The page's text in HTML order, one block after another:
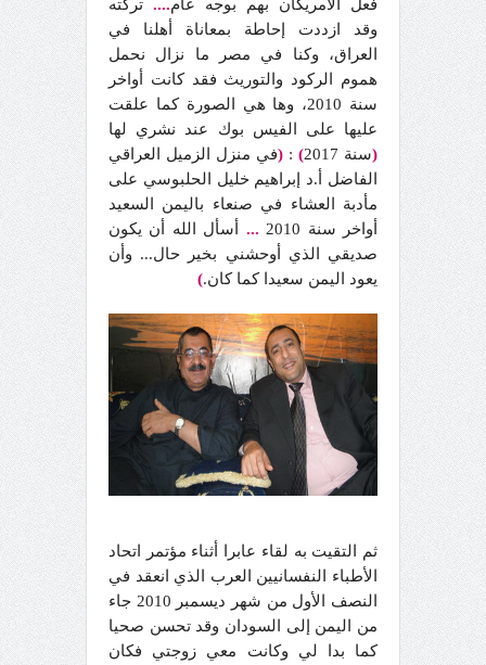
فعل الأمريكان بهم بوجه عام.... تركته
وقد ازددت إحاطة بمعاناة أهلنا في
العراق، وكنا في مصر ما نزال نحمل
هموم الركود والتوريث فقد كانت أواخر
سنة 2010، وها هي الصورة كما علقت
عليها على الفيس بوك عند نشري لها
(سنة 2017 )
:
(في منزل الزميل العراقي
الفاضل أ.د إبراهيم خليل الحلبوسي على
مأدبة العشاء في صنعاء باليمن السعيد
أواخر سنة 2010
... أسأل الله أن يكون
صديقي الذي أوحشني بخير حال... وأن
يعود اليمن سعيدا كما كان.)
ثم التقيت به لقاء عابرا أثناء مؤتمر اتحاد
الأطباء النفسانيين العرب الذي انعقد في
النصف الأول من شهر ديسمبر 2010 جاء
من اليمن إلى السودان وقد تحسن صحيا
كما بدا لي وكانت معي زوجتي فكان